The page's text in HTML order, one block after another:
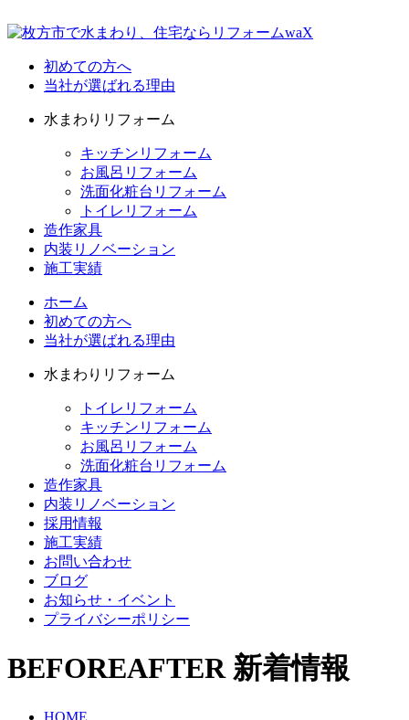
初めての方へ
当社が選ばれる理由
水まわりリフォーム
キッチンリフォーム
お風呂リフォーム
洗面化粧台リフォーム
トイレリフォーム
造作家具
内装リノベーション
施工実績
ホーム
初めての方へ
当社が選ばれる理由
水まわりリフォーム
トイレリフォーム
キッチンリフォーム
お風呂リフォーム
洗面化粧台リフォーム
造作家具
内装リノベーション
採用情報
施工実績
お問い合わせ
ブログ
お知らせ・イベント
プライバシーポリシー
BEFOREAFTER 新着情報
HOME